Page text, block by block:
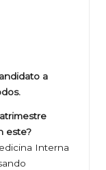
a
este?
Interna